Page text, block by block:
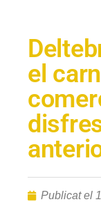
el
Publicat el